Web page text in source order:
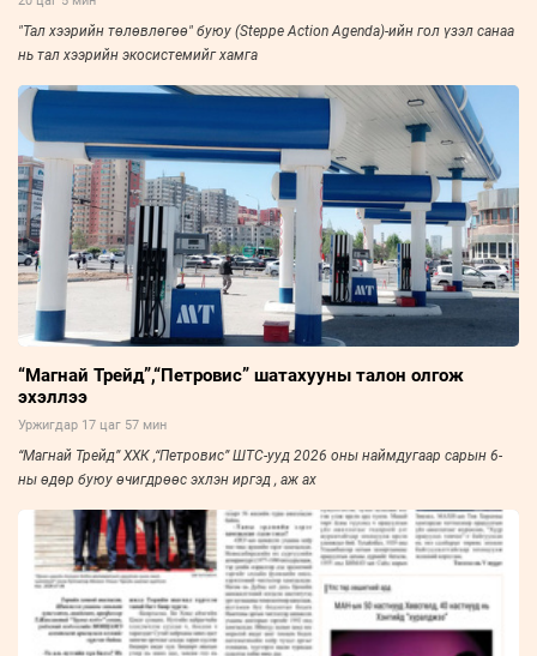
"Тал хээрийн төлөвлөгөө" буюу (Steppe Action Agenda)-ийн гол үзэл санаа
нь тал хээрийн экосистемийг хамга
“Магнай Трейд”,“Петровис” шатахууны талон олгож
эхэллээ
Уржигдар 17 цаг 57 мин
“Магнай Трейд” ХХК ,“Петровис” ШТС-ууд 2026 оны наймдугаар сарын 6-
ны өдөр буюу өчигдрөөс эхлэн иргэд , аж ах